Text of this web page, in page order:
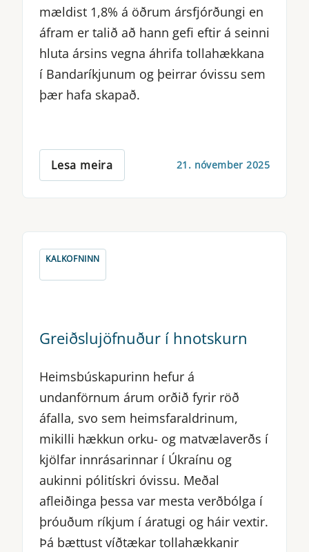
mældist 1,8% á öðrum ársfjórðungi en
áfram er talið að hann gefi eftir á seinni
hluta ársins vegna áhrifa tollahækkana
í Bandaríkjunum og þeirrar óvissu sem
þær hafa skapað.
Lesa meira 21. nóvember 2025
KALKOFNINN
Greiðslujöfnuður í hnotskurn
Heimsbúskapurinn hefur á
undanförnum árum orðið fyrir röð
áfalla, svo sem heimsfaraldrinum,
mikilli hækkun orku- og matvælaverðs í
kjölfar innrásarinnar í Úkraínu og
aukinni pólitískri óvissu. Meðal
afleiðinga þessa var mesta verðbólga í
þróuðum ríkjum í áratugi og háir vextir.
Þá bættust víðtækar tollahækkanir